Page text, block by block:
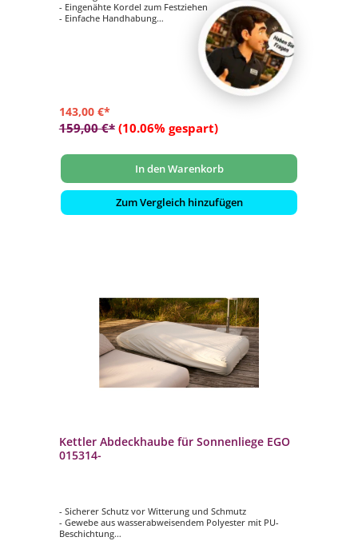
- Eingenähte Kordel zum Festziehen
- Einfache Handhabung
- Verhindert das Eindringen von Wasser, Staub und
- Verlängert die Lebensdauer Ihrer Gartenmöbel
143,00 €*
159,00 €* (10.06% gespart)
In den Warenkorb
Zum Vergleich hinzufügen
Kettler Abdeckhaube für Sonnenliege EGO
015314-
- Sicherer Schutz vor Witterung und Schmutz
- Gewebe aus wasserabweisendem Polyester mit PU-
Beschichtung